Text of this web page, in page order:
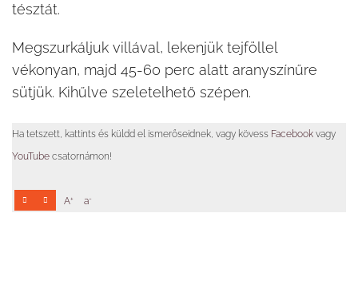
tésztát.
Megszurkáljuk villával, lekenjük tejföllel
vékonyan, majd 45-60 perc alatt aranyszínűre
sütjük. Kihűlve szeletelhető szépen.
Ha tetszett, kattints és küldd el ismerőseidnek, vagy kövess Facebook vagy
YouTube csatornámon!
A+ a-